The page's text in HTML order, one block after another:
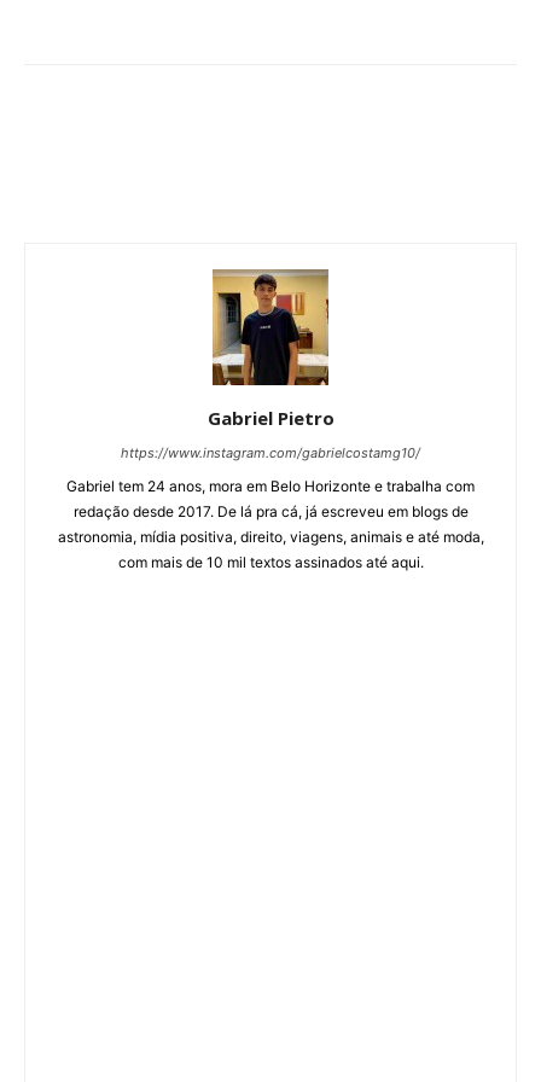
Gabriel Pietro
https://www.instagram.com/gabrielcostamg10/
Gabriel tem 24 anos, mora em Belo Horizonte e trabalha com
redação desde 2017. De lá pra cá, já escreveu em blogs de
astronomia, mídia positiva, direito, viagens, animais e até moda,
com mais de 10 mil textos assinados até aqui.